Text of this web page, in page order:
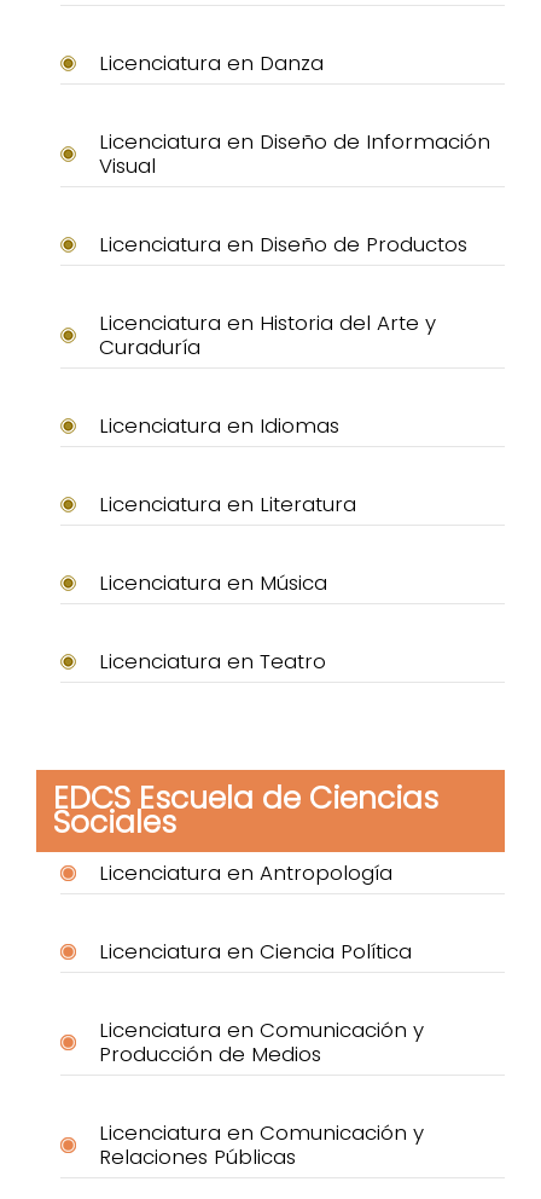
Licenciatura en Danza
Licenciatura en Diseño de Información
Visual
Licenciatura en Diseño de Productos
Licenciatura en Historia del Arte y
Curaduría
Licenciatura en Idiomas
Licenciatura en Literatura
Licenciatura en Música
Licenciatura en Teatro
EDCS Escuela de Ciencias
Sociales
Licenciatura en Antropología
Licenciatura en Ciencia Política
Licenciatura en Comunicación y
Producción de Medios
Licenciatura en Comunicación y
Relaciones Públicas